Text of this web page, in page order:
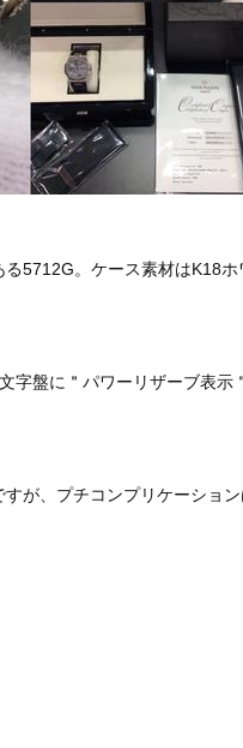
5712G。ケース素材はK18
字盤に＂パワーリザーブ表示
が、プチコンプリケーショ